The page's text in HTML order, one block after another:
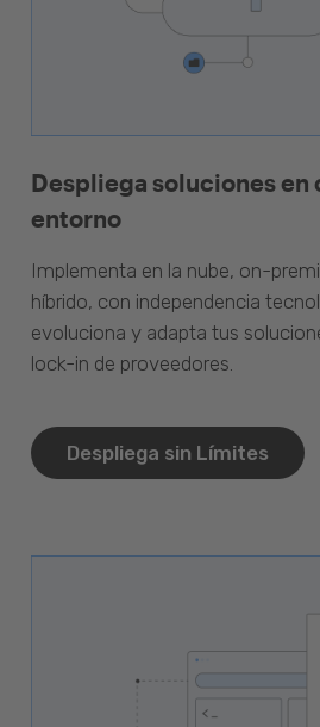
Despliega soluciones en
entorno
Implementa en la nube, on-
híbrido, con independencia
evoluciona y adapta tus
lock-in de proveedores.
Despliega sin Límites